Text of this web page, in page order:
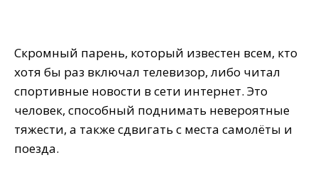
Скромный парень, который известен всем, кто
хотя бы раз включал телевизор, либо читал
спортивные новости в сети интернет. Это
человек, способный поднимать невероятные
тяжести, а также сдвигать с места самолёты и
поезда.